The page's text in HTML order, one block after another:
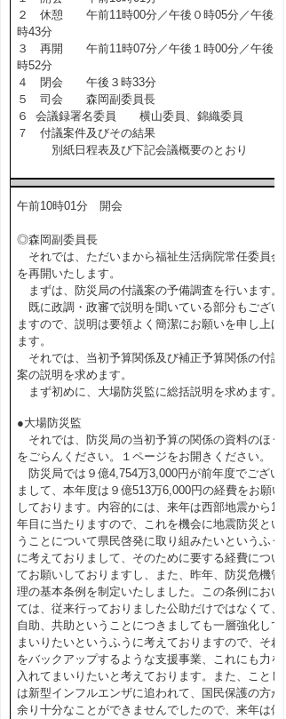
２ 休憩 午前11時00分／午後０時05分／午後2
時43分
３ 再開 午前11時07分／午後１時00分／午後２
時52分
４ 閉会 午後３時33分
５ 司会 森岡副委員長
６ 会議録署名委員 横山委員、錦織委員
７ 付議案件及びその結果
別紙日程表及び下記会議概要のとおり
午前10時01分 開会
◎森岡副委員長
それでは、ただいまから福祉生活病院常任委員会
を再開いたします。
まずは、防災局の付議案の予備調査を行います。
既に政調・政審で説明を聞いている部分もござい
ますので、説明は要領よく簡潔にお願いを申し上げ
ます。
それでは、当初予算関係及び補正予算関係の付議
案の説明を求めます。
まず初めに、大場防災監に総括説明を求めます。
●大場防災監
それでは、防災局の当初予算の関係の資料のほう
をごらんください。１ページをお開きください。
防災局では９億4,754万3,000円が前年度でござい
まして、本年度は９億513万6,000円の経費をお願い
しております。内容的には、来年は西部地震から10
年目に当たりますので、これを機会に地震防災とい
うことについて県民啓発に取り組みたいというふう
に考えておりまして、そのために要する経費につい
てお願いしておりますし、また、昨年、防災危機管
理の基本条例を制定いたしました。この条例におい
ては、従来行っておりました公助だけではなくて、
自助、共助ということにつきましても一層強化して
まいりたいというふうに考えておりますので、それ
をバックアップするような支援事業、これにも力を
入れてまいりたいと考えております。また、ことし
は新型インフルエンザに追われて、国民保護の方が
余り十分なことができませんでしたので、来年は体